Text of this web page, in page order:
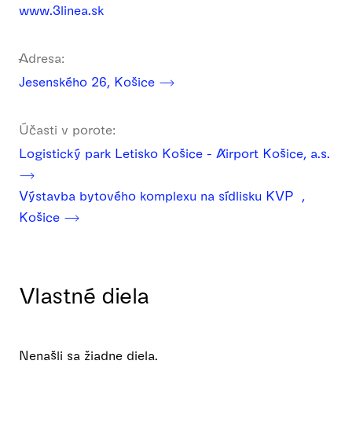
www.3linea.sk
Adresa:
Jesenského 26, Košice
Účasti v porote:
Logistický park Letisko Košice - Airport Košice, a.s.
Výstavba bytového komplexu na sídlisku KVP ,
Košice
Vlastné diela
Nenašli sa žiadne diela.